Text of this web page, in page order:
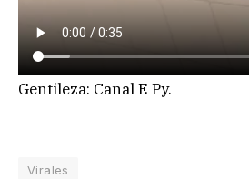
Gentileza: Canal E Py.
Virales